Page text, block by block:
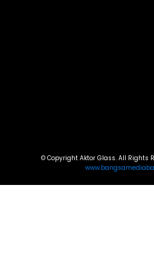
© Copyright Aktor Glass. All Rights